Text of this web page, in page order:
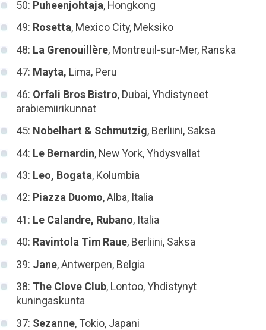
50: Puheenjohtaja, Hongkong
49: Rosetta, Mexico City, Meksiko
48: La Grenouillère, Montreuil-sur-Mer, Ranska
47: Mayta, Lima, Peru
46: Orfali Bros Bistro, Dubai, Yhdistyneet
arabiemiirikunnat
45: Nobelhart & Schmutzig, Berliini, Saksa
44: Le Bernardin, New York, Yhdysvallat
43: Leo, Bogata, Kolumbia
42: Piazza Duomo, Alba, Italia
41: Le Calandre, Rubano, Italia
40: Ravintola Tim Raue, Berliini, Saksa
39: Jane, Antwerpen, Belgia
38: The Clove Club, Lontoo, Yhdistynyt
kuningaskunta
37: Sezanne, Tokio, Japani